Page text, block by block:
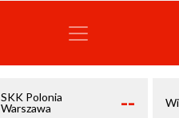
SKK Polonia
Warszawa
--